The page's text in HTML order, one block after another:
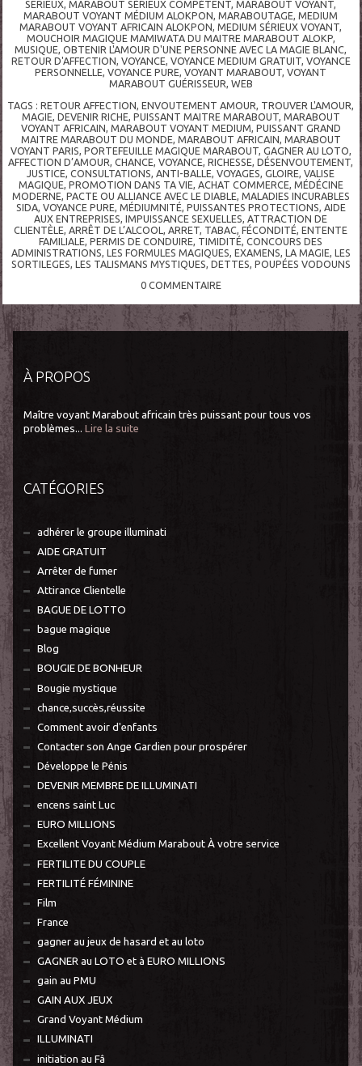
À PROPOS
Maître voyant Marabout africain très puissant pour tous vos
problèmes... Lire la suite
CATÉGORIES
adhérer le groupe illuminati
AIDE GRATUIT
Arrêter de fumer
Attirance Clientelle
BAGUE DE LOTTO
bague magique
Blog
BOUGIE DE BONHEUR
Bougie mystique
chance,succès,réussite
Comment avoir d'enfants
Contacter son Ange Gardien pour prospérer
Développe le Pénis
DEVENIR MEMBRE DE ILLUMINATI
encens saint Luc
EURO MILLIONS
Excellent Voyant Médium Marabout À votre service
FERTILITE DU COUPLE
FERTILITÉ FÉMININE
Film
France
gagner au jeux de hasard et au loto
GAGNER au LOTO et à EURO MILLIONS
gain au PMU
GAIN AUX JEUX
Grand Voyant Médium
ILLUMINATI
initiation au Fâ
SERIEUX,MARABOUT SÉRIEUX COMPÉTENT,MARABOUT VOYANT,
MARABOUT VOYANT MÉDIUM ALOKPON,MARABOUTAGE,MEDIUM
MARABOUT VOYANT AFRICAIN ALOKPON,MEDIUM SÉRIEUX VOYANT,
MOUCHOIR MAGIQUE MAMIWATA DU MAITRE MARABOUT ALOKP,
MUSIQUE,OBTENIR L'AMOUR D'UNE PERSONNE AVEC LA MAGIE BLANC,
RETOUR D'AFFECTION, VOYANCE, VOYANCE MEDIUM GRATUIT, VOYANCE
PERSONNELLE,VOYANCE PURE,VOYANT MARABOUT,VOYANT
MARABOUT GUÉRISSEUR, WEB
TAGS :RETOUR AFFECTION,ENVOUTEMENT AMOUR, TROUVER L'AMOUR,
MAGIE, DEVENIR RICHE, PUISSANT MAITRE MARABOUT, MARABOUT
VOYANT AFRICAIN, MARABOUT VOYANT MEDIUM, PUISSANT GRAND
MAITRE MARABOUT DU MONDE, MARABOUT AFRICAIN, MARABOUT
VOYANT PARIS, PORTEFEUILLE MAGIQUE MARABOUT, GAGNER AU LOTO,
AFFECTION D’AMOUR,CHANCE,VOYANCE,RICHESSE,DÉSENVOUTEMENT,
JUSTICE,CONSULTATIONS,ANTI-BALLE,VOYAGES,GLOIRE,VALISE
MAGIQUE, PROMOTION DANS TA VIE, ACHAT COMMERCE, MÉDÉCINE
MODERNE, PACTE OU ALLIANCE AVEC LE DIABLE, MALADIES INCURABLES
SIDA, VOYANCE PURE, MÉDIUMNITÉ, PUISSANTES PROTECTIONS, AIDE
AUX ENTREPRISES,IMPUISSANCE SEXUELLES,ATTRACTION DE
CLIENTÈLE,ARRÊT DE L’ALCOOL,ARRET, TABAC,FÉCONDITÉ,ENTENTE
FAMILIALE,PERMIS DE CONDUIRE, TIMIDITÉ,CONCOURS DES
ADMINISTRATIONS, LES FORMULES MAGIQUES, EXAMENS, LA MAGIE, LES
SORTILEGES, LES TALISMANS MYSTIQUES, DETTES, POUPÉES VODOUNS
0 COMMENTAIRE